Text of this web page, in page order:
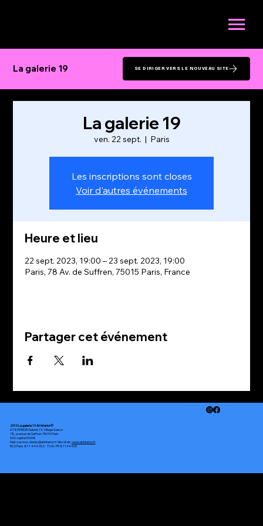
La galerie 19
ven. 22 sept.
  |
Paris
Les inscriptions sont closes
Voir d'autres événements
Heure et lieu
22 sept. 2023, 19:00 – 23 sept. 2023, 19:00
Paris, 78 Av. de Suffren, 75015 Paris, France
Partager cet événement
La galerie 19 SE DIRIGER VERS LE NOUVEAU SITE
2019 La galerie 19 At Interior©
AT INTERIOR Galerie 19, Village Suisse
78, avenue de Suffren 75015 Paris
SAS capital 5000€
Mail : service-clients@atinterior.fr Site Web :www.atinterior.fr
RCS Paris 811 444 652 - TVAI : FR 81144465